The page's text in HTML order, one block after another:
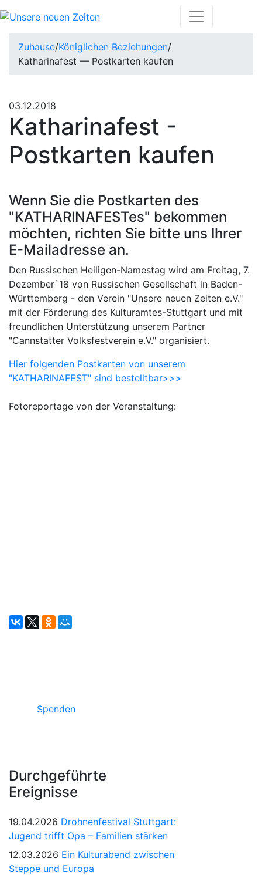
Zuhause/Königlichen Beziehungen/
Katharinafest — Postkarten kaufen
03.12.2018
Katharinafest -
Postkarten kaufen
Wenn Sie die Postkarten des
"KATHARINAFESTes" bekommen
möchten, richten Sie bitte uns Ihrer
E-Mailadresse an.
Den Russischen Heiligen-Namestag wird am Freitag, 7.
Dezember`18 von Russischen Gesellschaft in Baden-
Württemberg - den Verein "Unsere neuen Zeiten e.V."
mit der Förderung des Kulturamtes-Stuttgart und mit
freundlichen Unterstützung unserem Partner
"Cannstatter Volksfestverein e.V." organisiert.
Hier folgenden Postkarten von unserem
"KATHARINAFEST" sind bestelltbar>>>
Fotoreportage von der Veranstaltung:
Spenden
Durchgeführte
Ereignisse
19.04.2026 Drohnenfestival Stuttgart:
Jugend trifft Opa – Familien stärken
12.03.2026 Ein Kulturabend zwischen
Steppe und Europa